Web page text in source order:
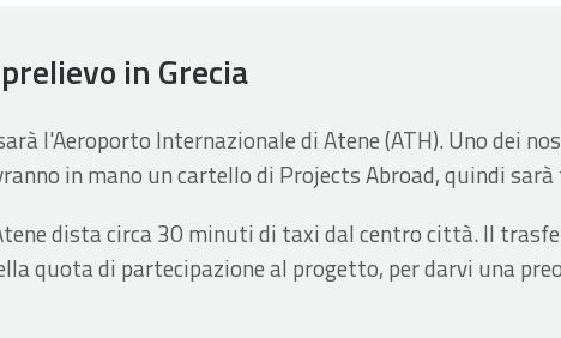
in Grecia
l'Aeroporto Internazionale di Atene (ATH). Uno dei
in mano un cartello di Projects Abroad, quindi
dista circa 30 minuti di taxi dal centro città. Il
quota di partecipazione al progetto, per darvi una